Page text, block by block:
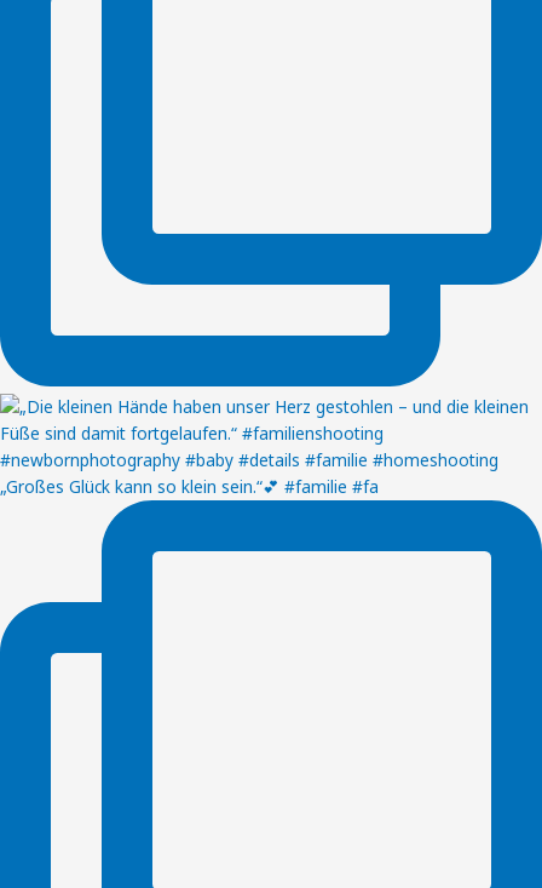
„Großes Glück kann so klein sein.“💕 #familie #fa